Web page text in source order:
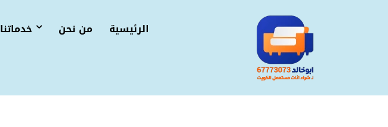
الرئيسية من نحن خدماتنا